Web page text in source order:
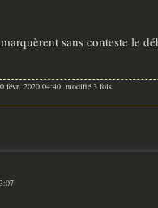
sans conteste le
févr. 2020 04:40, modifié 3 fois.